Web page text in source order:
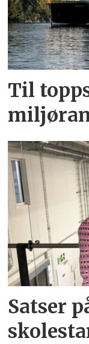
Til
Satser